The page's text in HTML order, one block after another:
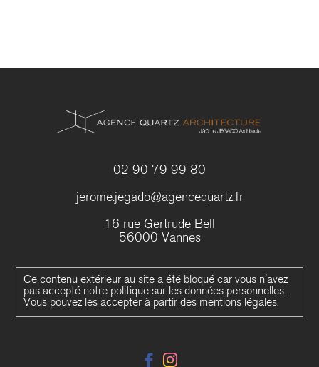
02 90 79 99 80
jerome.jegado@agencequartz.fr
16 rue Gertrude Bell
56000 Vannes
Ce contenu extérieur au site a été bloqué car vous n'avez
pas accepté notre politique sur les données personnelles.
Vous pouvez les accepter à partir des mentions légales.